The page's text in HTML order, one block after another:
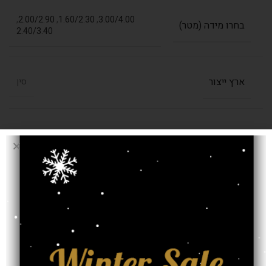
בחרו מידה (מטר) 3.00/4.00
,
1.60/2.30
,
2.00/2.90
,
2.40/3.40
ארץ ייצור סין
חומר פוליאסטר, פוליפרופילן
רמת צפיפות 750,000 קשר למ"ר